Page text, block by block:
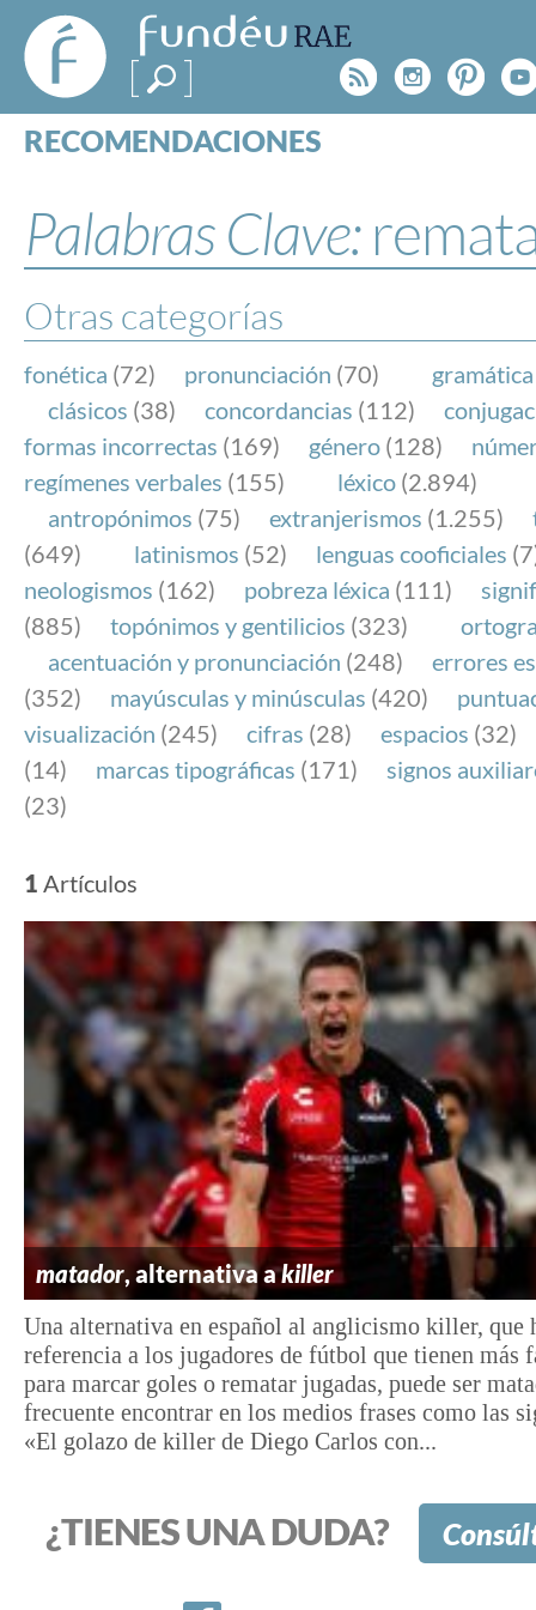
FundéuRAE
- Fundación
del Español
Urgente
Rss
RECOMENDACIONES
ESPECIALES
BLOG
NOTICIAS
SOBRE LA FUNDÉURAE
FundéuRAE es una fundación patrocinada por la
y la Real Academia Española, cuyo objetivo es
el buen uso del español en los medios de
Internet.
Palabras Clave:
Otras categorías
fonética (72) pronunciación (70) gramática
clásicos (38) concordancias (112)
formas incorrectas (169) género (128)
regímenes verbales (155) léxico (2.894)
antropónimos (75) extranjerismos (1.255)
(649)
latinismos (52) lenguas cooficiales
neologismos (162) pobreza léxica (111)
(885)
topónimos y gentilicios (323)
acentuación y pronunciación (248)
errores
(352)
mayúsculas y minúsculas (420)
visualización (245) cifras (28) espacios (32)
(14)
marcas tipográficas (171)
signos
(23)
1 Artículos
matador, alternativa akiller
Una alternativa en español al anglicismo killer, que
referencia a los jugadores de fútbol que tienen más
para marcar goles o rematar jugadas, puede ser
frecuente encontrar en los medios frases como las
«El golazo de killer de Diego Carlos con...
¿TIENES UNA DUDA?